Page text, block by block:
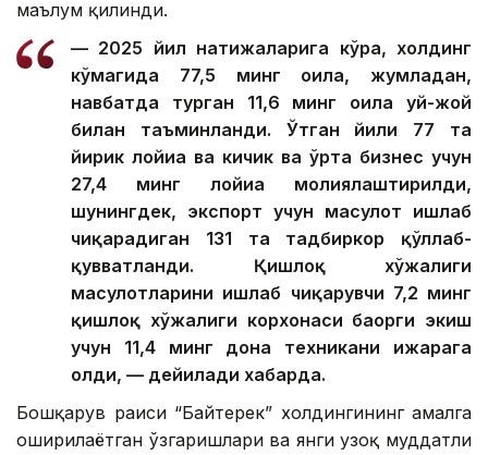
маълум қилинди.
— 2025 йил натижаларига кўра, холдинг
кўмагида 77,5 минг оила, жумладан,
навбатда турган 11,6 минг оила уй-жой
билан таъминланди. Ўтган йили 77 та
йирик лойиҳа ва кичик ва ўрта бизнес учун
27,4 минг лойиҳа молиялаштирилди,
шунингдек, экспорт учун маҳсулот ишлаб
чиқарадиган 131 та тадбиркор қўллаб-
қувватланди. Қишлоқ хўжалиги
маҳсулотларини ишлаб чиқарувчи 7,2 минг
қишлоқ хўжалиги корхонаси баҳорги экиш
учун 11,4 минг дона техникани ижарага
олди, — дейилади хабарда.
Бошқарув раиси “Байтерек” холдингининг амалга
оширилаётган ўзгаришлари ва янги узоқ муддатли